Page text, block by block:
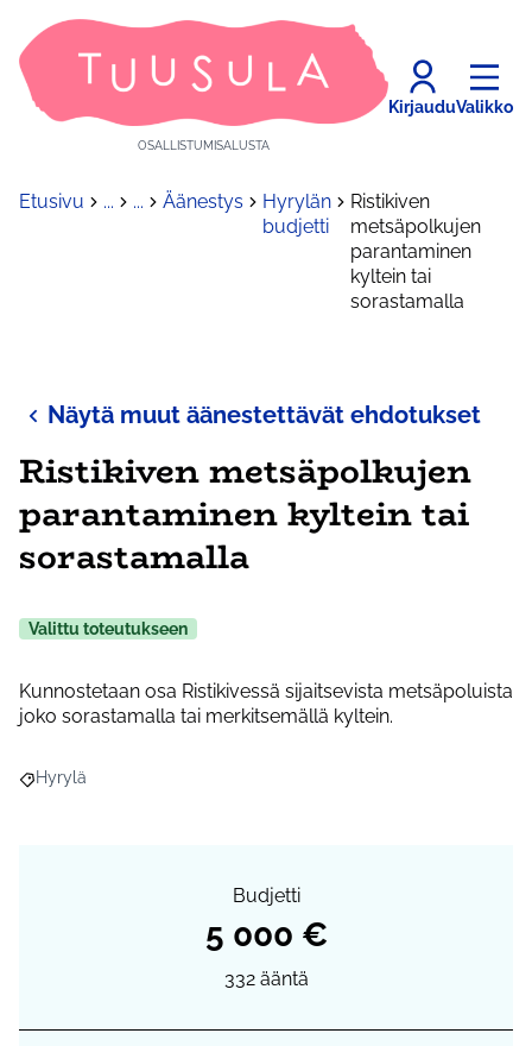
OSALLISTUMISALUSTA
KirjauduValikko
Etusivu ... ... Äänestys
Hyrylän
budjetti
Ristikiven
metsäpolkujen
parantaminen
kyltein tai
sorastamalla
Näytä muut äänestettävät ehdotukset
Ristikiven metsäpolkujen
parantaminen kyltein tai
sorastamalla
Valittu toteutukseen
Kunnostetaan osa Ristikivessä sijaitsevista metsäpoluista
joko sorastamalla tai merkitsemällä kyltein.
Rajaa tulokset aihepiirin mukaan: Hyrylä
Hyrylä
Budjetti
5 000 €
332 ääntä